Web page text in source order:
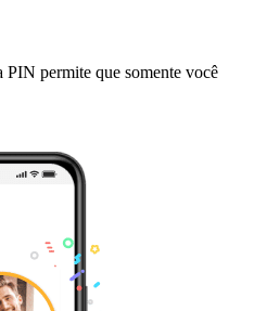
PIN permite que somente você